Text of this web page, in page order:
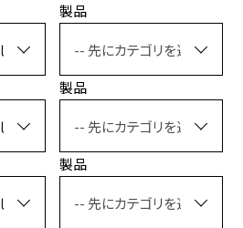
COLLABORATOR
修理サービス
CONTACT
ONLINE STORE
製品
製品
製品